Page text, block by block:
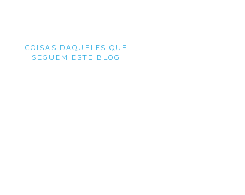
COISAS DAQUELES QUE
SEGUEM ESTE BLOG